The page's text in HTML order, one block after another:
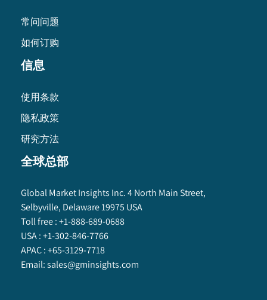
常问问题
如何订购
信息
使用条款
隐私政策
研究方法
全球总部
Global Market Insights Inc. 4 North Main Street,
Selbyville, Delaware 19975 USA
Toll free :+1-888-689-0688
USA :+1-302-846-7766
APAC :+65-3129-7718
Email:sales@gminsights.com